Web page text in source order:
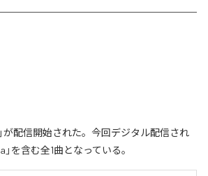
が配信開始された。今回デジタル配信され
を含む全1曲となっている。